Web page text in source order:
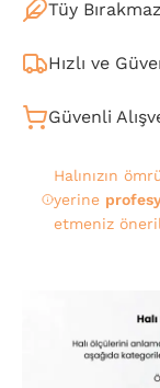
Tüy Bırakmaz
Hızlı ve
Güvenli
Halınızın
yerine
etmeniz